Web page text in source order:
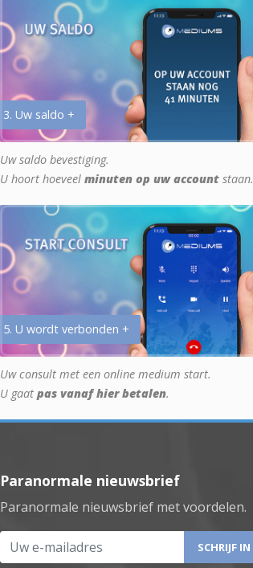
3. Uw saldo +
Uw saldo bevestiging.
U hoort hoeveel minuten op uw account staan.
5. U wordt verbonden +
Uw consult met een online medium start.
U gaat pas vanaf hier betalen.
Paranormale nieuwsbrief
Paranormale nieuwsbrief met voordelen.
Uw e-mailadres